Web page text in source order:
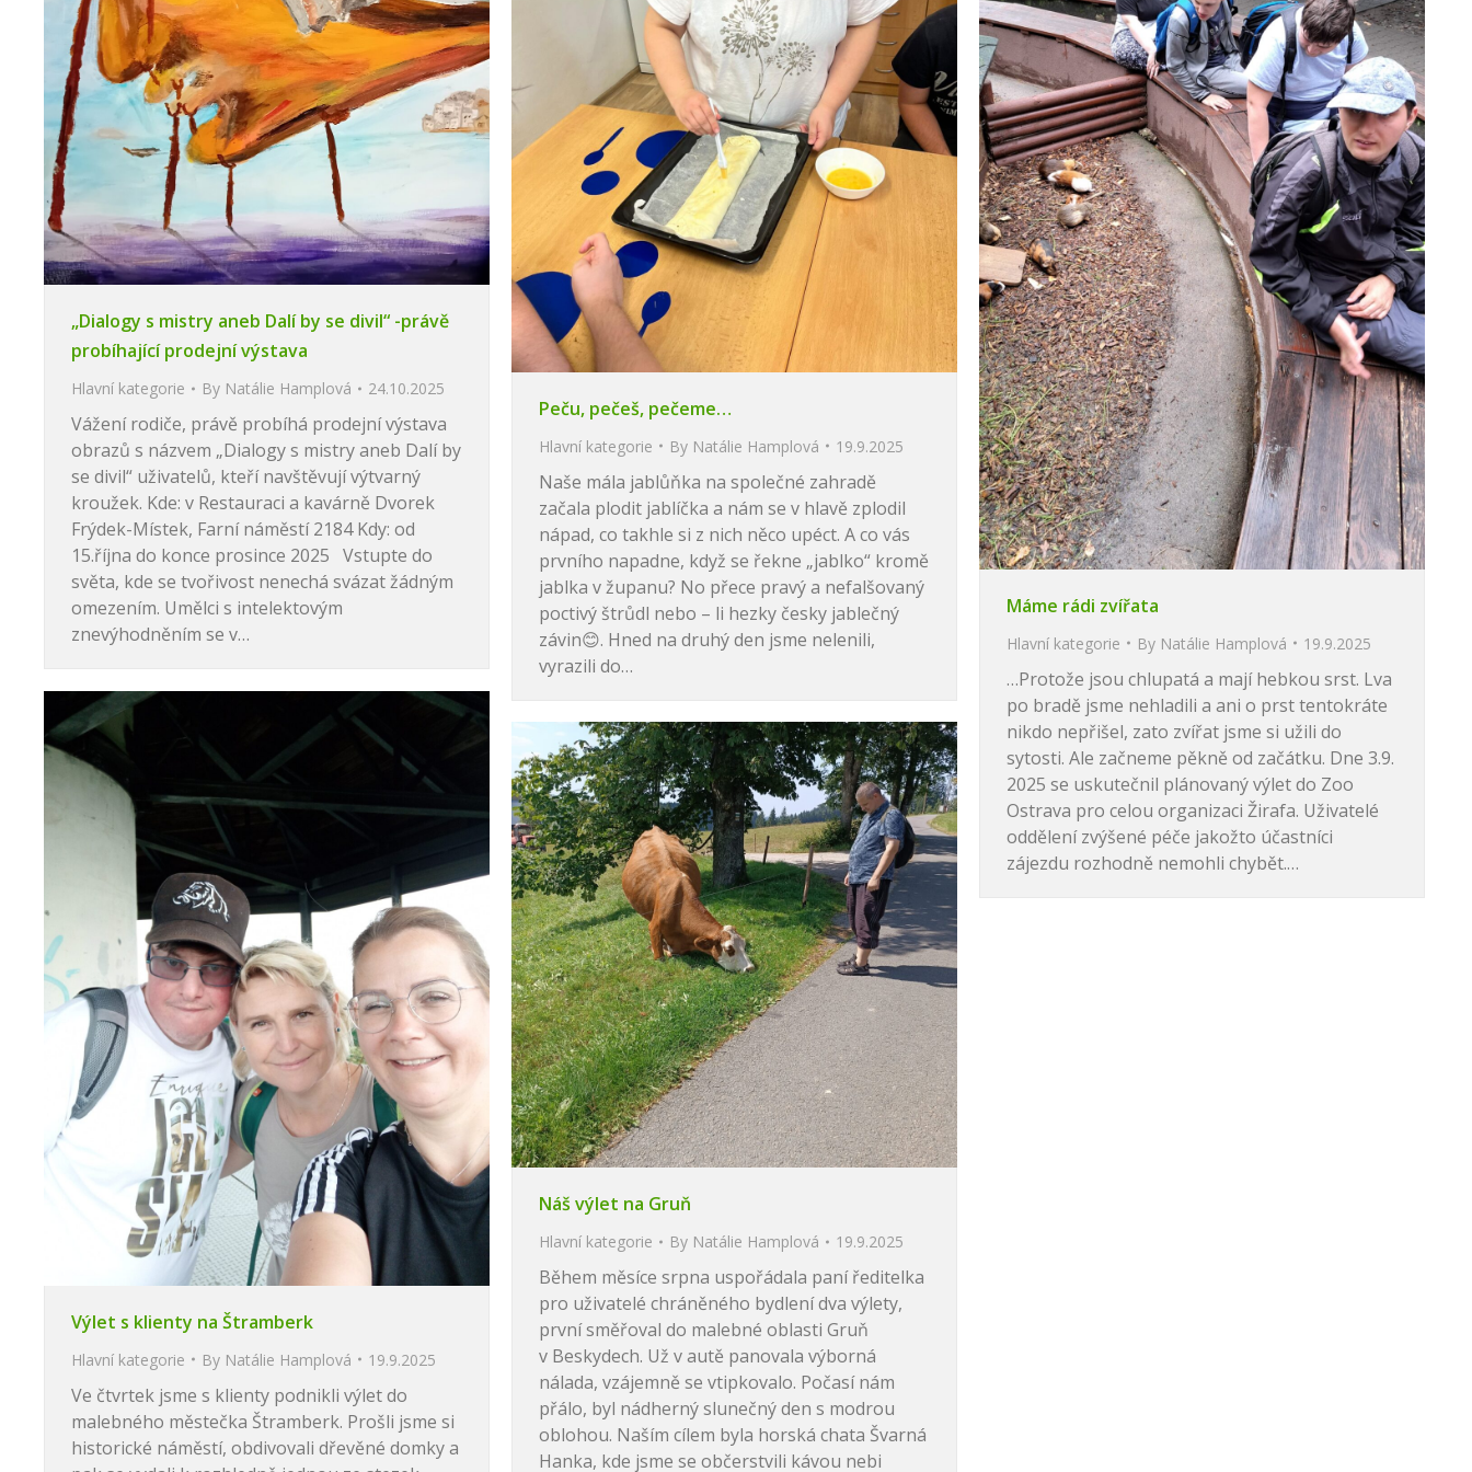
„Dialogy s mistry aneb Dalí by se divil“ -právě
probíhající prodejní výstava
Hlavní kategorie By Natálie Hamplová 24.10.2025
Vážení rodiče, právě probíhá prodejní výstava
obrazů s názvem „Dialogy s mistry aneb Dalí by
se divil“ uživatelů, kteří navštěvují výtvarný
kroužek. Kde: v Restauraci a kavárně Dvorek
Frýdek-Místek, Farní náměstí 2184 Kdy: od
15.října do konce prosince 2025 Vstupte do
světa, kde se tvořivost nenechá svázat žádným
omezením. Umělci s intelektovým
znevýhodněním se v…
Peču, pečeš, pečeme…
Hlavní kategorie By Natálie Hamplová 19.9.2025
Naše mála jablůňka na společné zahradě
začala plodit jablíčka a nám se v hlavě zplodil
nápad, co takhle si z nich něco upéct. A co vás
prvního napadne, když se řekne „jablko“ kromě
jablka v županu? No přece pravý a nefalšovaný
poctivý štrůdl nebo – li hezky česky jablečný
závin😊. Hned na druhý den jsme nelenili,
vyrazili do…
Máme rádi zvířata
Hlavní kategorie By Natálie Hamplová 19.9.2025
…Protože jsou chlupatá a mají hebkou srst. Lva
po bradě jsme nehladili a ani o prst tentokráte
nikdo nepřišel, zato zvířat jsme si užili do
sytosti. Ale začneme pěkně od začátku. Dne 3.9.
2025 se uskutečnil plánovaný výlet do Zoo
Ostrava pro celou organizaci Žirafa. Uživatelé
oddělení zvýšené péče jakožto účastníci
zájezdu rozhodně nemohli chybět.…
Výlet s klienty na Štramberk
Hlavní kategorie By Natálie Hamplová 19.9.2025
Ve čtvrtek jsme s klienty podnikli výlet do
malebného městečka Štramberk. Prošli jsme si
historické náměstí, obdivovali dřevěné domky a
Náš výlet na Gruň
Hlavní kategorie By Natálie Hamplová 19.9.2025
Během měsíce srpna uspořádala paní ředitelka
pro uživatelé chráněného bydlení dva výlety,
první směřoval do malebné oblasti Gruň
v Beskydech. Už v autě panovala výborná
nálada, vzájemně se vtipkovalo. Počasí nám
přálo, byl nádherný slunečný den s modrou
oblohou. Naším cílem byla horská chata Švarná
Hanka, kde jsme se občerstvili kávou nebi